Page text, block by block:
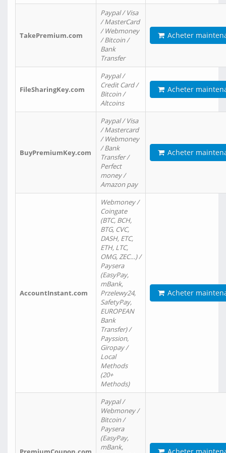
TakePremium.com
Paypal / Visa
/ MasterCard
/ Webmoney
/ Bitcoin /
Bank
Transfer
Acheter
FileSharingKey.com
Paypal /
Credit Card /
Bitcoin /
Altcoins
Acheter
BuyPremiumKey.com
Paypal / Visa
/ Mastercard
/ Webmoney
/ Bank
Transfer /
Perfect
money /
Amazon pay
Acheter
AccountInstant.com
Webmoney /
Coingate
(BTC, BCH,
BTG, CVC,
DASH, ETC,
ETH, LTC,
OMG, ZEC…) /
Paysera
(EasyPay,
mBank,
Przelewy24,
SafetyPay,
EUROPEAN
Bank
Transfer) /
Payssion,
Giropay /
Local
Methods
(20+
Methods)
Acheter
Paypal /
Webmoney /
Bitcoin /
Paysera
(EasyPay,
mBank,